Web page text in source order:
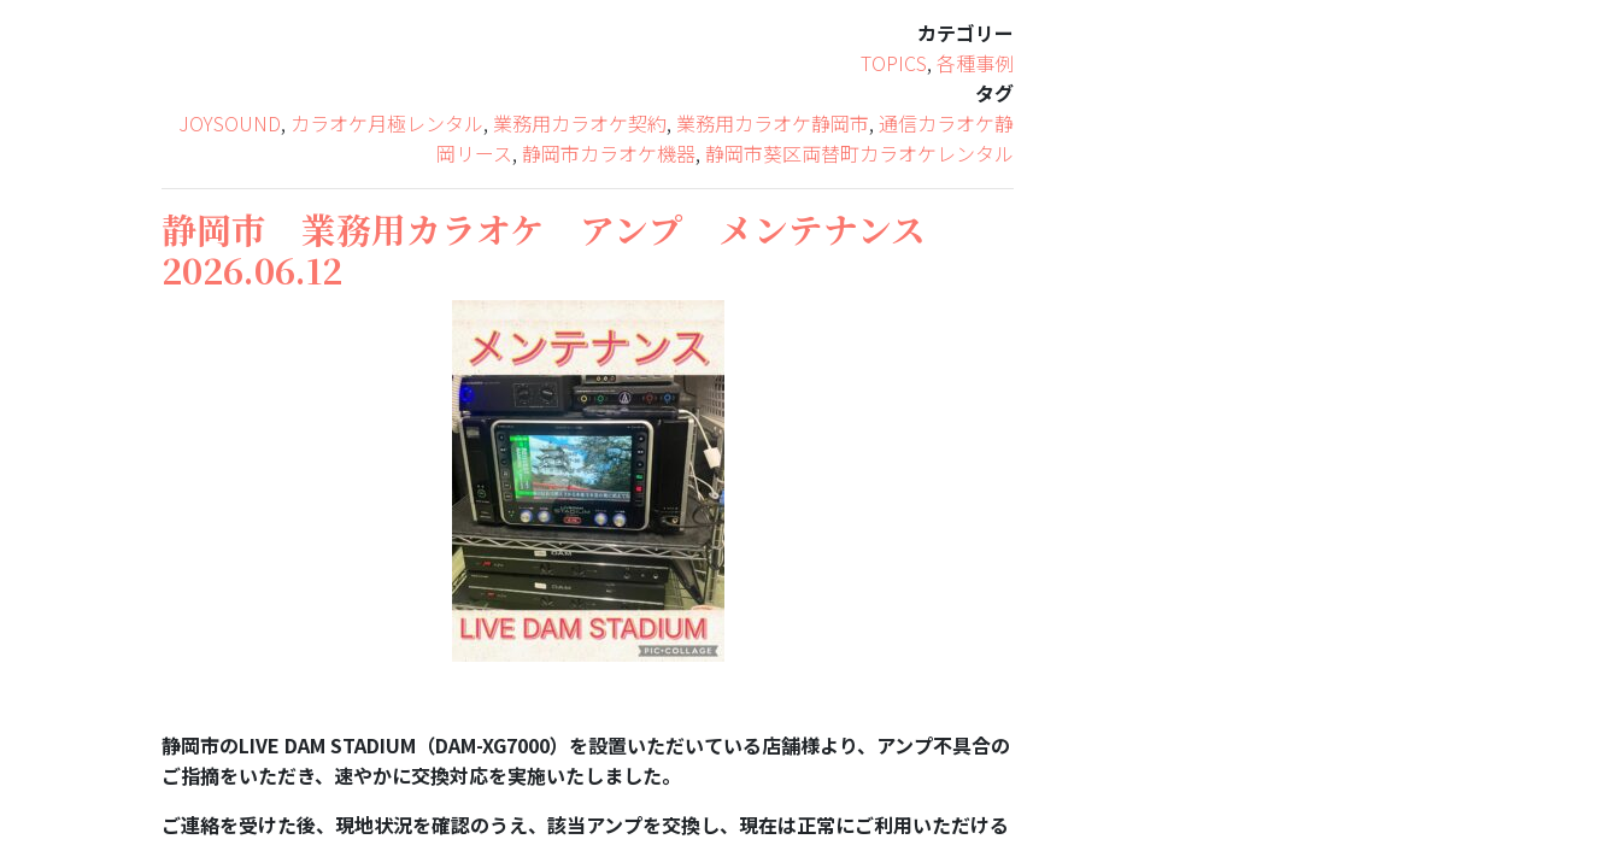
カテゴリー
TOPICS,各種事例
タグ
JOYSOUND, カラオケ月極レンタル, 業務用カラオケ契約, 業務用カラオケ静岡市,通信カラオケ静
岡リース, 静岡市カラオケ機器, 静岡市葵区両替町カラオケレンタル
静岡市 業務用カラオケ アンプ メンテナンス
2026.06.12
静岡市のLIVE DAM STADIUM（DAM-XG7000）を設置いただいている店舗様より、アンプ不具合の
ご指摘をいただき、速やかに交換対応を実施いたしました。
ご連絡を受けた後、現地状況を確認のうえ、該当アンプを交換し、現在は正常にご利用いただける